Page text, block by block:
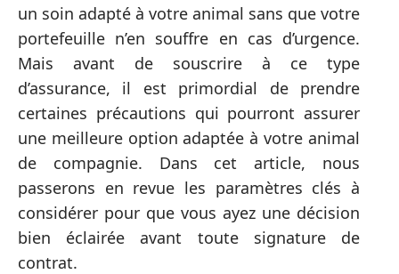
un soin adapté à votre animal sans que votre
portefeuille n’en souffre en cas d’urgence.
Mais avant de souscrire à ce type
d’assurance, il est primordial de prendre
certaines précautions qui pourront assurer
une meilleure option adaptée à votre animal
de compagnie. Dans cet article, nous
passerons en revue les paramètres clés à
considérer pour que vous ayez une décision
bien éclairée avant toute signature de
contrat.